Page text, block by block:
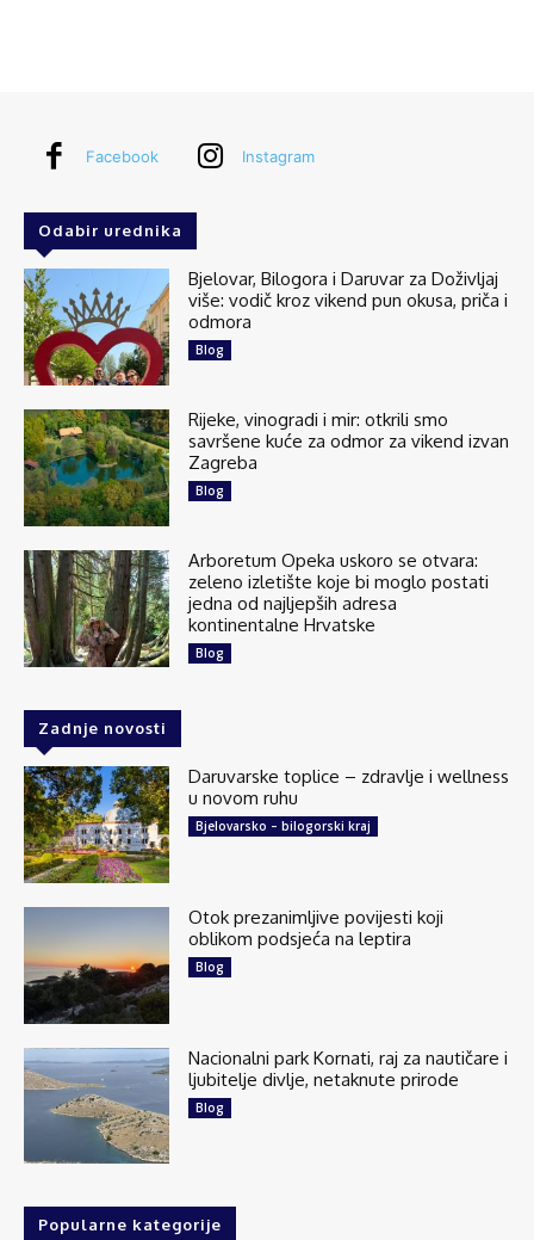
Facebook Instagram
Odabir urednika
Bjelovar, Bilogora i Daruvar za Doživljaj
više: vodič kroz vikend pun okusa, priča i
odmora
Blog
Rijeke, vinogradi i mir: otkrili smo
savršene kuće za odmor za vikend izvan
Zagreba
Blog
Arboretum Opeka uskoro se otvara:
zeleno izletište koje bi moglo postati
jedna od najljepših adresa
kontinentalne Hrvatske
Blog
Zadnje novosti
Daruvarske toplice – zdravlje i wellness
u novom ruhu
Bjelovarsko – bilogorski kraj
Otok prezanimljive povijesti koji
oblikom podsjeća na leptira
Blog
Nacionalni park Kornati, raj za nautičare i
ljubitelje divlje, netaknute prirode
Blog
Popularne kategorije